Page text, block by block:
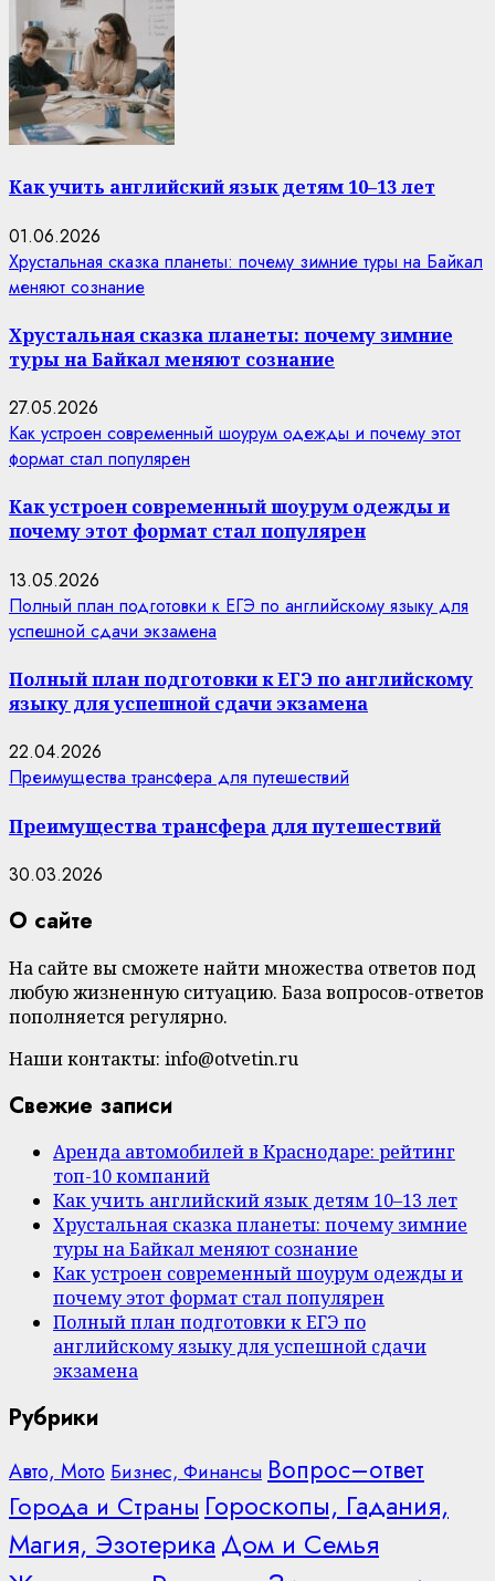
Как учить английский язык детям 10–13 лет
01.06.2026
Хрустальная сказка планеты: почему зимние туры на Байкал
меняют сознание
Хрустальная сказка планеты: почему зимние
туры на Байкал меняют сознание
27.05.2026
Как устроен современный шоурум одежды и почему этот
формат стал популярен
Как устроен современный шоурум одежды и
почему этот формат стал популярен
13.05.2026
Полный план подготовки к ЕГЭ по английскому языку для
успешной сдачи экзамена
Полный план подготовки к ЕГЭ по английскому
языку для успешной сдачи экзамена
22.04.2026
Преимущества трансфера для путешествий
Преимущества трансфера для путешествий
30.03.2026
О сайте
На сайте вы сможете найти множества ответов под
любую жизненную ситуацию. База вопросов-ответов
пополняется регулярно.
Наши контакты: info@otvetin.ru
Свежие записи
Аренда автомобилей в Краснодаре: рейтинг
топ-10 компаний
Как учить английский язык детям 10–13 лет
Хрустальная сказка планеты: почему зимние
туры на Байкал меняют сознание
Как устроен современный шоурум одежды и
почему этот формат стал популярен
Полный план подготовки к ЕГЭ по
английскому языку для успешной сдачи
экзамена
Рубрики
Авто, МотоБизнес, Финансы Вопрос–ответ
Города и Страны Гороскопы, Гадания,
Магия, Эзотерика Дом и Семья